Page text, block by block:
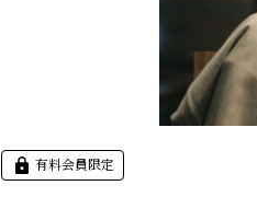
有料会員限定